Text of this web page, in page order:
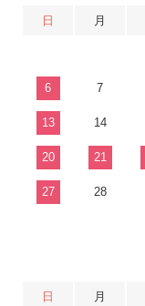
日 月
6 7
13 14
20 21
27 28
日 月